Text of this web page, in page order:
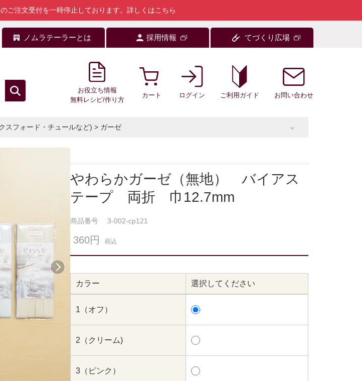
ご注文受付を一時停止しております。 詳しくはこちら
ノムラテーラーとは 採用情報 てづくり広場
お役立ち情報
無料レシピ/作り方
カート ログイン ご利用ガイド お問い合わせ
スフォード・チュールなど) > ガーゼ
次へ
やわらかガーゼ（無地） バイアス
テープ 両折 巾12.7mm
商品番号 3-002-cp121
360円 税込
カラー 選択してください
1（オフ）
2（クリーム)
3（ピンク）